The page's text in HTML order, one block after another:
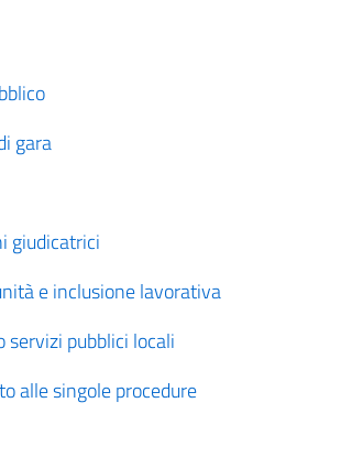
gara
giudicatrici
e inclusione lavorativa
pubblici locali
alle singole procedure